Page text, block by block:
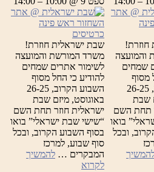
חוזרת!
והמועצה
שמחים
מסוף
השבוע הקרוב, 26-25
שבת
תחת השם
בואו
ובכל
כרטיסים
שבת ישראלית חוזרת!
משרד המורשת והמועצה
לשימור אתרים שמחים
להודיע כי החל מסוף
השבוע הקרוב, 26-25
באוגוסט, מיזם שבת
ישראלית חוזר תחת השם
“שישי שבת ישראלי” בואו
בסוף השבוע הקרוב, ובכל
סוף שבוע, למרכז
המבקרים … להמשיך
לקרוא